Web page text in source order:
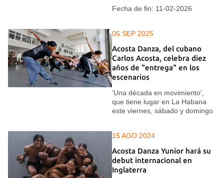
Fecha de fin: 11-02-2026
05 SEP 2025
Acosta Danza, del cubano
Carlos Acosta, celebra diez
años de "entrega" en los
escenarios
'Una década en movimiento',
que tiene lugar en La Habana
este viernes, sábado y domingo
15 AGO 2024
Acosta Danza Yunior hará su
debut internacional en
Inglaterra